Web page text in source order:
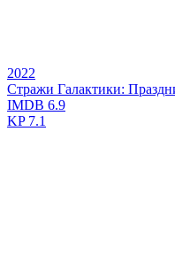
2022
Стражи Галактики:
IMDB 6.9
KP7.1